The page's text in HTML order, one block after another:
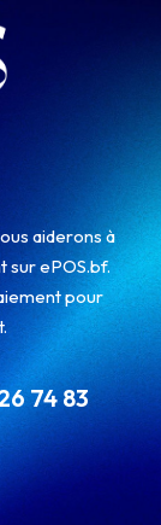
aiderons à
sur ePOS.bf.
pour
74 83